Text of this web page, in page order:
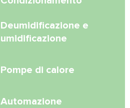
Deumidificazione e
umidificazione
Pompe di calore
Automazione